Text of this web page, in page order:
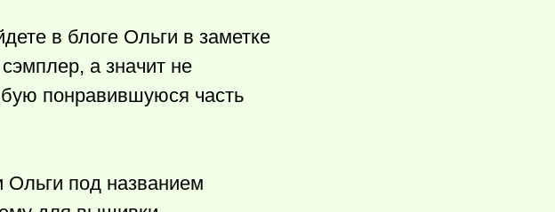
в блоге Ольги в заметке
а значит не
понравившуюся часть
Ольги под названием